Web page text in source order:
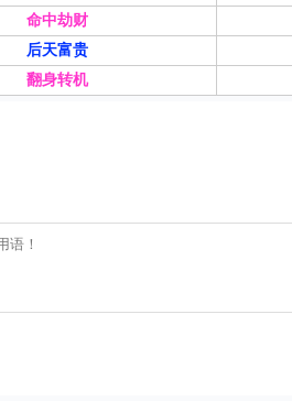
命中劫财
后天富贵
翻身转机